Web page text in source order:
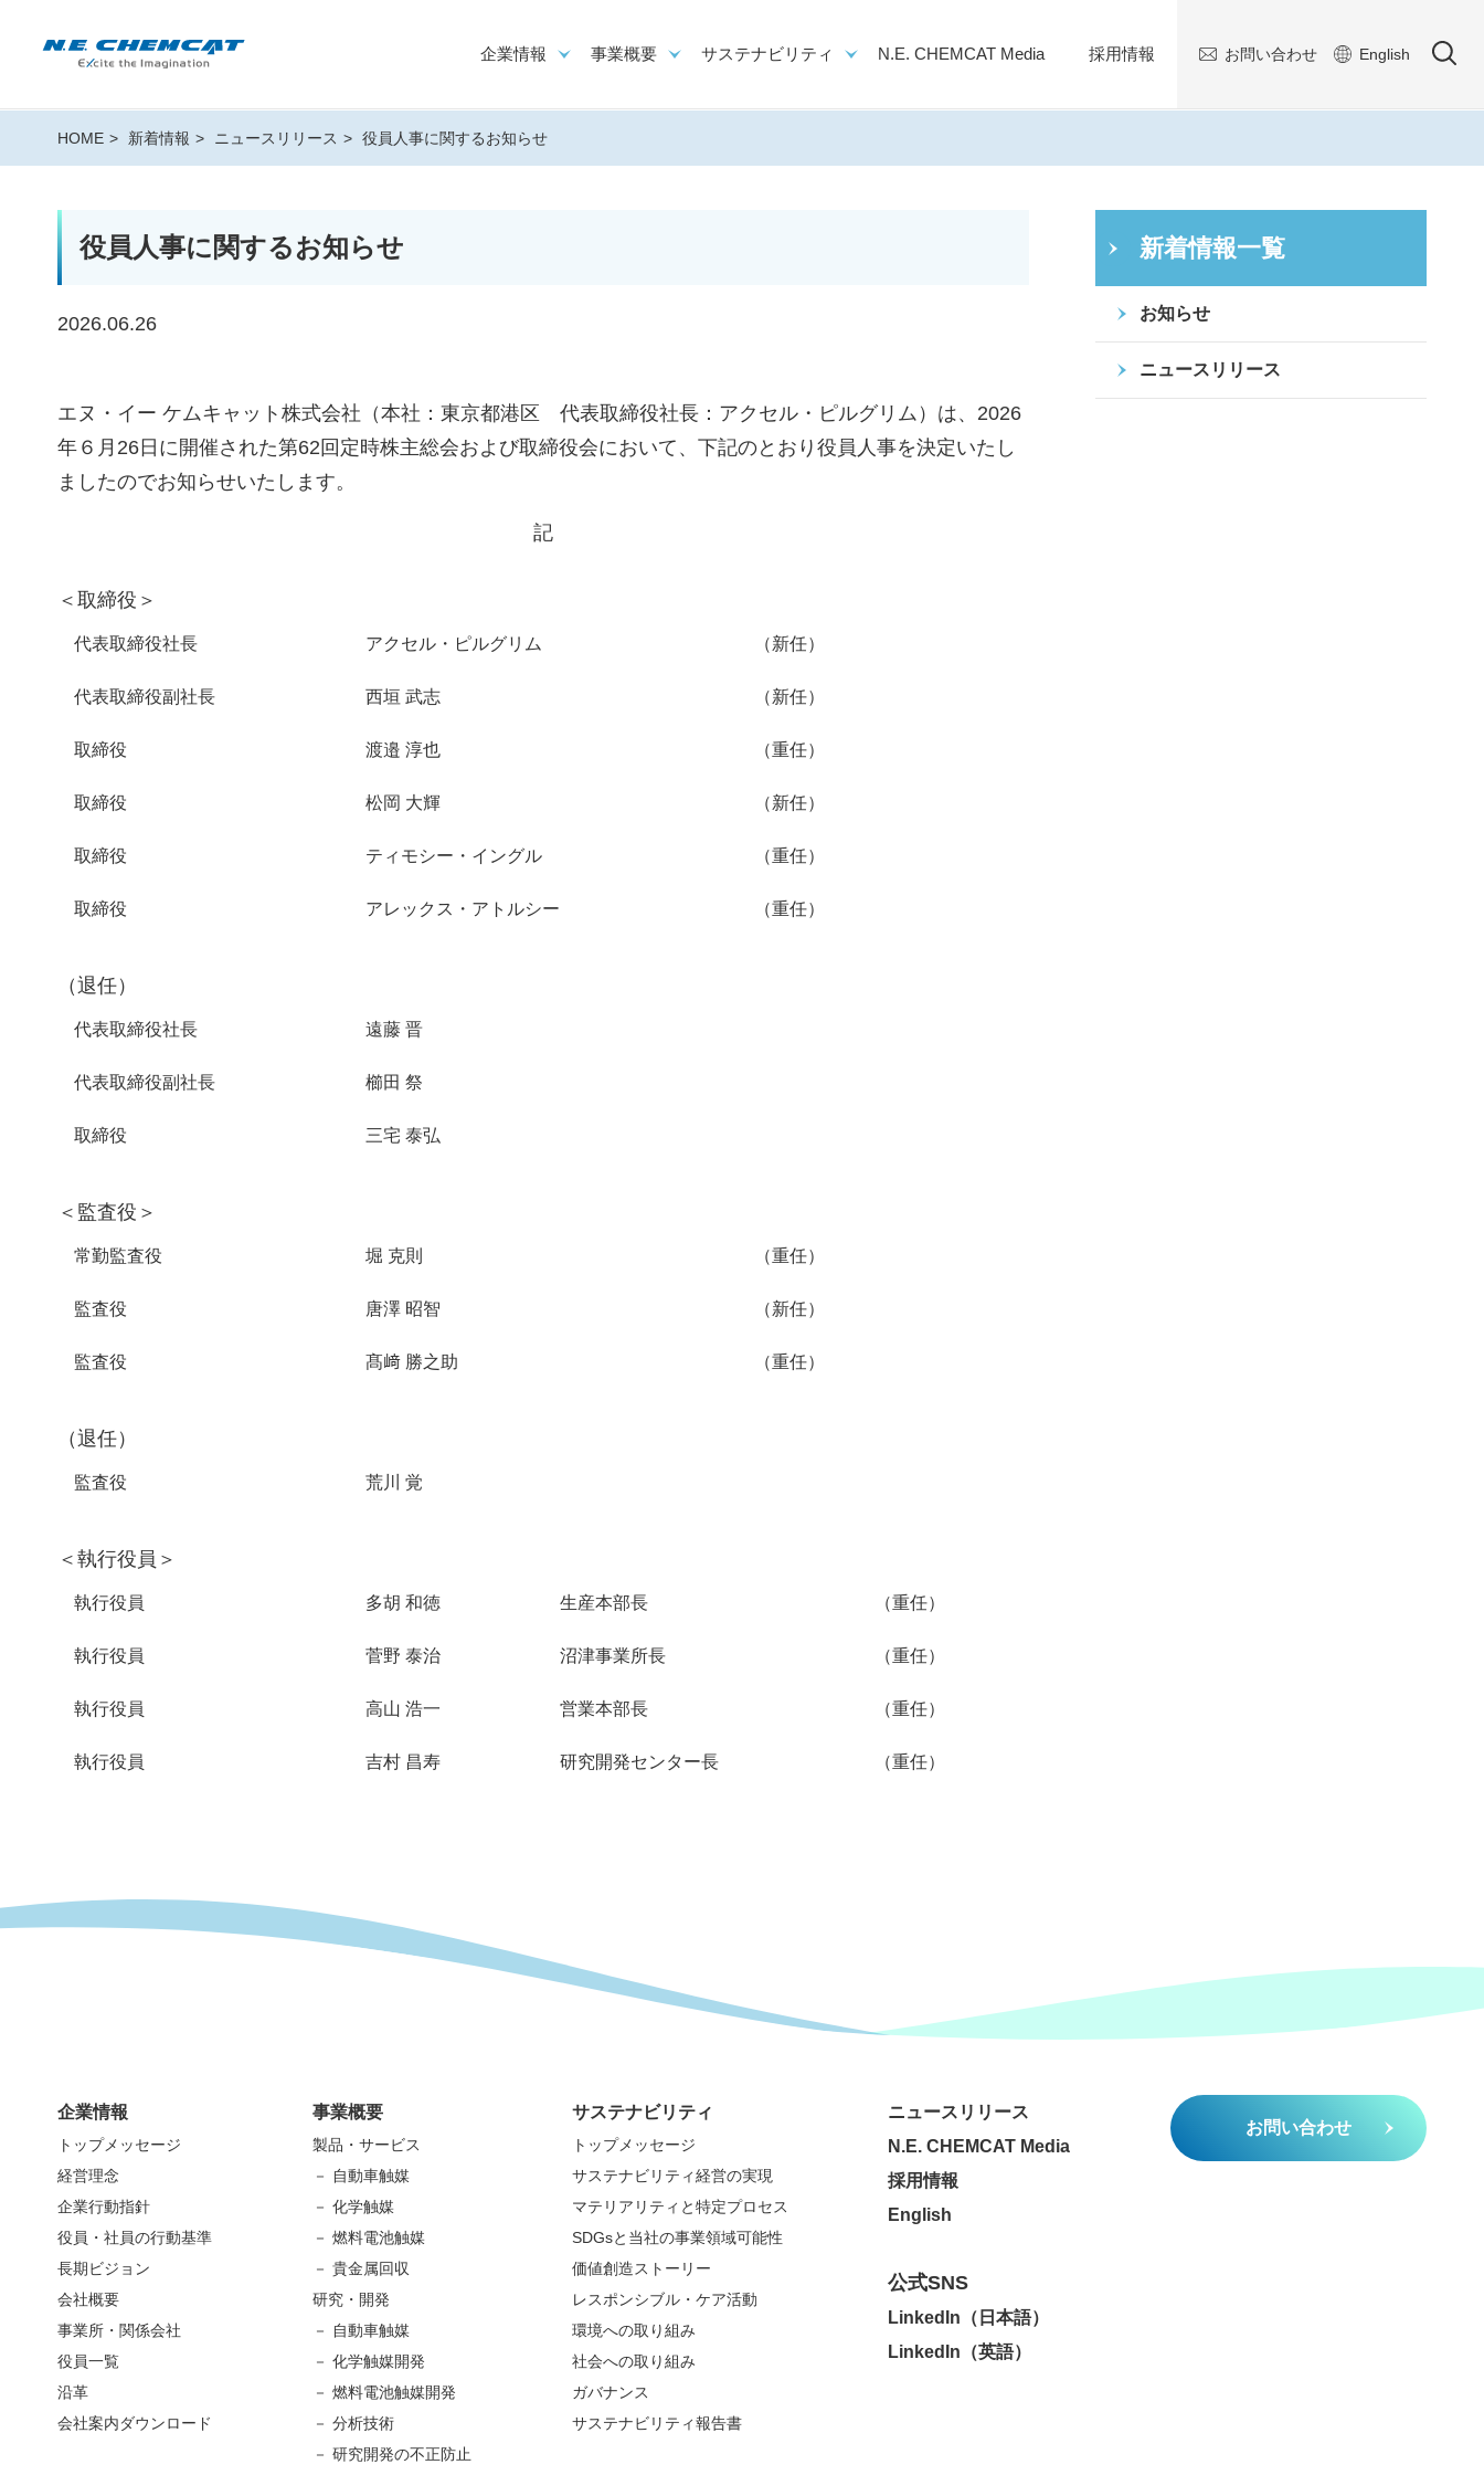
企業情報 事業概要 サステナビリティ N.E. CHEMCAT Media 採用情報 お問い合わせ English
HOME 新着情報 ニュースリリース 役員人事に関するお知らせ
役員人事に関するお知らせ
2026.06.26
エヌ・イー ケムキャット株式会社（本社：東京都港区 代表取締役社長：アクセル・ピルグリム）は、2026
年６月26日に開催された第62回定時株主総会および取締役会において、下記のとおり役員人事を決定いたし
ましたのでお知らせいたします。
記
＜取締役＞
代表取締役社長 アクセル・ピルグリム （新任）
代表取締役副社長 西垣 武志 （新任）
取締役 渡邉 淳也 （重任）
取締役 松岡 大輝 （新任）
取締役 ティモシー・イングル （重任）
取締役 アレックス・アトルシー （重任）
（退任）
代表取締役社長 遠藤 晋
代表取締役副社長 櫛󠄁田 祭
取締役 三宅 泰弘
＜監査役＞
常勤監査役 堀 克則 （重任）
監査役 唐澤 昭智 （新任）
監査役 髙﨑 勝之助 （重任）
（退任）
監査役 荒川 覚
＜執行役員＞
執行役員 多胡 和徳 生産本部長 （重任）
執行役員 菅野 泰治 沼津事業所長 （重任）
執行役員 高山 浩一 営業本部長 （重任）
執行役員 吉村 昌寿 研究開発センター長 （重任）
新着情報一覧
お知らせ
ニュースリリース
企業情報
トップメッセージ
経営理念
企業行動指針
役員・社員の行動基準
長期ビジョン
会社概要
事業所・関係会社
役員一覧
沿革
会社案内ダウンロード
事業概要
製品・サービス
－ 自動車触媒
－ 化学触媒
－ 燃料電池触媒
－ 貴金属回収
研究・開発
－ 自動車触媒
－ 化学触媒開発
－ 燃料電池触媒開発
－ 分析技術
－ 研究開発の不正防止
サステナビリティ
トップメッセージ
サステナビリティ経営の実現
マテリアリティと特定プロセス
SDGsと当社の事業領域可能性
価値創造ストーリー
レスポンシブル・ケア活動
環境への取り組み
社会への取り組み
ガバナンス
サステナビリティ報告書
ニュースリリース
N.E. CHEMCAT Media
採用情報
English
公式SNS
LinkedIn（日本語）
LinkedIn（英語）
お問い合わせ